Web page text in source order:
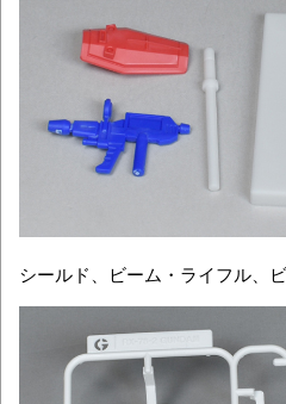
シールド、ビーム・ライフル、